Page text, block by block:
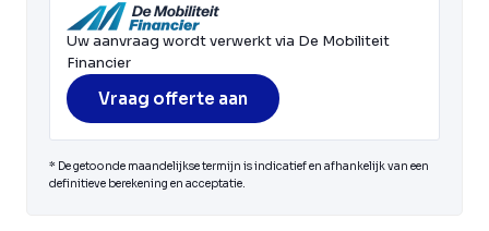
Uw aanvraag wordt verwerkt via De Mobiliteit
Financier
Vraag offerte aan
* De getoonde maandelijkse termijn is indicatief en afhankelijk van een
definitieve berekening en acceptatie.